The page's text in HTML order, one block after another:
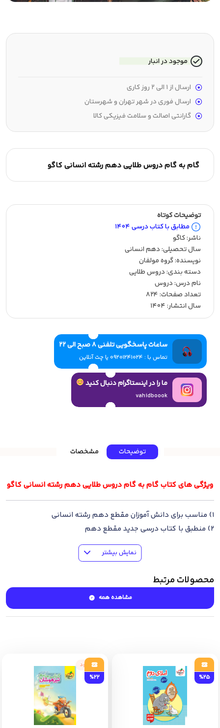
گام به گام دروس طلایی دهم رشته انسانی کاگو
توضیحات کوتاه
مطابق با کتاب درسی 1404
ناشر:‌ کاگو
سال تحصیلی:‌ دهم انسانی
نویسنده:‌ گروه مولفان
دسته بندی: دروس طلایی
نام درس: دروس
تعداد صفحات:‌ 824
سال انتشار:‌ 1404
ساعات پاسخگویی تلفنی 8 صبح الی 22
تماس با : 09201241024 یا چت آنلاین
ما را در اینستاگرام دنبال کنید
vahidboook
موجود در انبار
ارسال از 1 الی 2 روز کاری
ارسال فوری در شهر تهران و شهرستان
گارانتی اصالت و سلامت فیزیکی کالا
توضیحات مشخصات
ویژگی های کتاب گام به گام دروس طلایی دهم رشته انسانی کاگو
1) مناسب برای دانش آموزان مقطع دهم رشته انسانی
2) منطبق با کتاب درسی جدید مقطع دهم
زندگی، کارانگلیسی، ریاضی و آمار، آمادگی دفاعی، عربی زبان قرآن،
جامعه شناسی، جغرافیای ایران، علوم و فنون ادبی، کارگاه کارآفرینی
و تولید
نمایش بیشتر
محصولات مرتبط
مشاهده همه
%25
ناموجود
%22